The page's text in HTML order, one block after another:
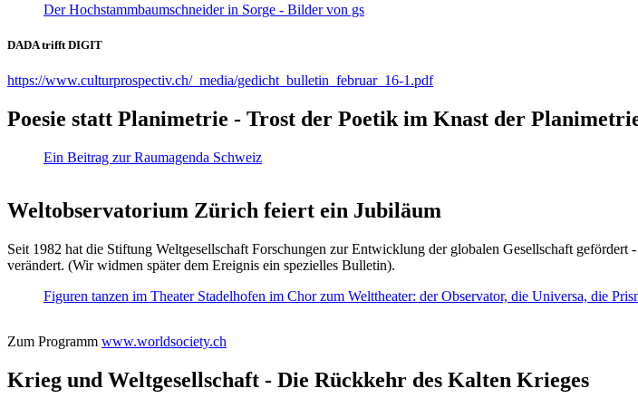
Der Hochstammbaumschneider in Sorge - Bilder von gs
DADA trifft DIGIT
https://www.culturprospectiv.ch/_media/gedicht_bulletin_februar_16-1.pdf
Poesie statt Planimetrie - Trost der Poetik im Knast der
Ein Beitrag zur Raumagenda Schweiz
Weltobservatorium Zürich feiert ein Jubiläum
Seit 1982 hat die Stiftung Weltgesellschaft Forschungen zur Entwicklung der globalen Gesellschaft
verändert. (Wir widmen später dem Ereignis ein spezielles Bulletin).
Figuren tanzen im Theater Stadelhofen im Chor zum Welttheater: der Observator, die Universa, die
Zum Programm www.worldsociety.ch
Krieg und Weltgesellschaft - Die Rückkehr des Kalten Krieges